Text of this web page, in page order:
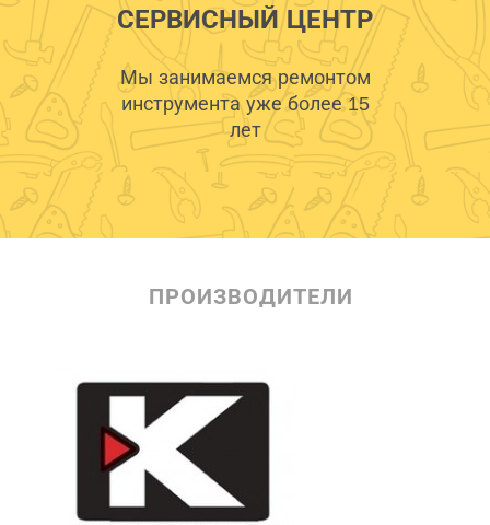
СЕРВИСНЫЙ ЦЕНТР
Мы занимаемся ремонтом
инструмента уже более 15
лет
ПРОИЗВОДИТЕЛИ